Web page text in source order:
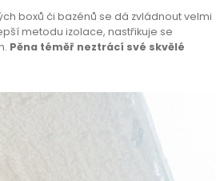
boxů či bazénů se dá zvládnout velmi
metodu izolace, nastřikuje se
Pěna téměř neztrácí své skvělé